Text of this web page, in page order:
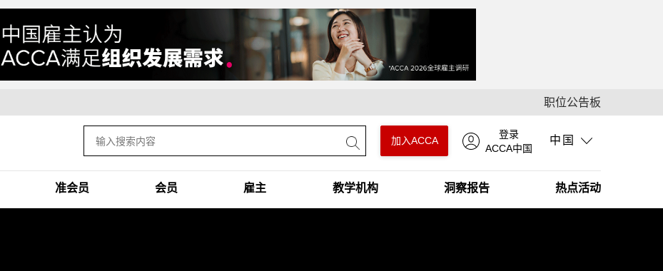
职位公告板
中国
登录
ACCA中国
加入ACCA
准会员 会员 雇主 教学机构 洞察报告 热点活动